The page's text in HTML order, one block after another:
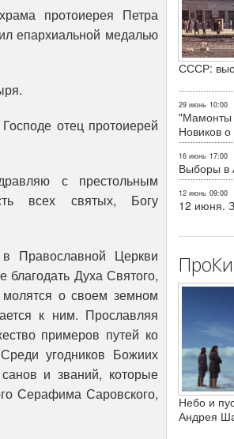
протоиерея Петра
епархиальной медалью
отец протоиерей
с престольным
всех святых, Богу
Православной Церкви
Духа Святого,
о своем земном
к ним. Прославляя
примеров путей ко
угодников Божиих
и званий, которые
Серафима Саровского,
СССР:
29 июнь 10:00
"Мамонты
Новиков
16 июнь 17:00
Выборы в
12 июнь 09:00
12 июня.
Небо и
Андрея